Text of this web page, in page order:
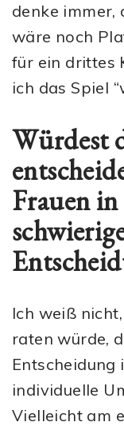
denke immer,
wäre noch
für ein drittes
ich das Spiel
Würdest
Frauen
Ich weiß
raten würde,
Entscheidung
individuelle
Vielleicht am